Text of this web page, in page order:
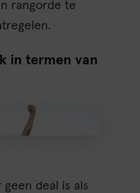
rangorde te
in termen van
deal is als